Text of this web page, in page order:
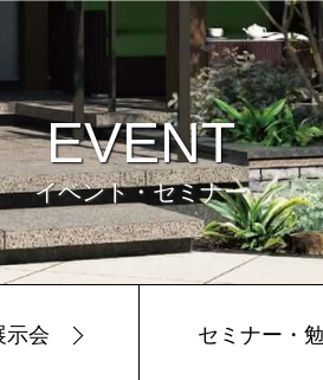
EVENT
イベント・セミナー
示会 セミナー・